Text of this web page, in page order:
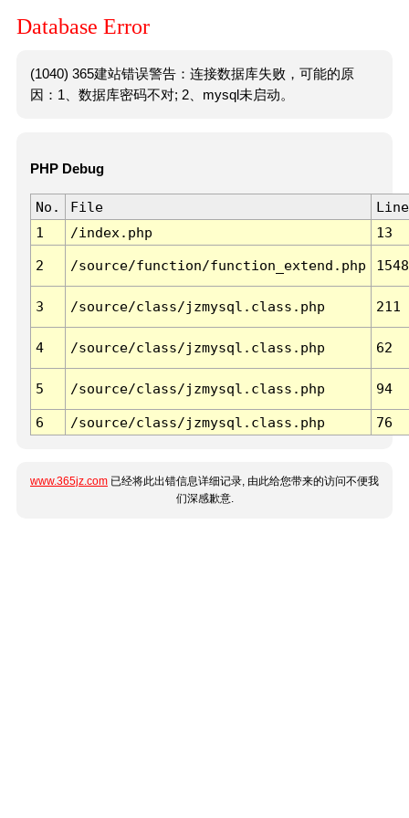
Database Error
(1040) 365建站错误警告：连接数据库失败，可能的原
因：1、数据库密码不对; 2、mysql未启动。
PHP Debug
No. File
Line
1
/index.php 13
2 /source/function/function_extend.php 1548
3 /source/class/jzmysql.class.php 211
4 /source/class/jzmysql.class.php 62
5 /source/class/jzmysql.class.php 94
6 /source/class/jzmysql.class.php 76
www.365jz.com 已经将此出错信息详细记录, 由此给您带来的访问不便我
们深感歉意.